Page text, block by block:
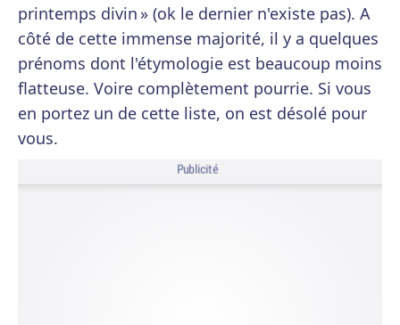
printemps divin » (ok le dernier n'existe pas). A
côté de cette immense majorité, il y a quelques
prénoms dont l'étymologie est beaucoup moins
flatteuse. Voire complètement pourrie. Si vous
en portez un de cette liste, on est désolé pour
vous.
Publicité